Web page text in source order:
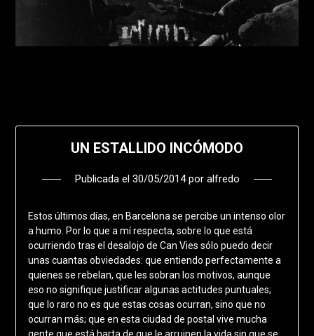
UN ESTALLIDO INCÓMODO
Publicada el 30/05/2014por alfredo
Estos últimos días, en Barcelona se percibe un intenso olor
a humo. Por lo que a mí respecta, sobre lo que está
ocurriendo tras el desalojo de Can Vies sólo puedo decir
unas cuantas obviedades: que entiendo perfectamente a
quienes se rebelan, que les sobran los motivos, aunque
eso no signifique justificar algunas actitudes puntuales;
que lo raro no es que estas cosas ocurran, sino que no
ocurran más; que en esta ciudad de postal vive mucha
gente que está harta de que le arruinen la vida sin que se